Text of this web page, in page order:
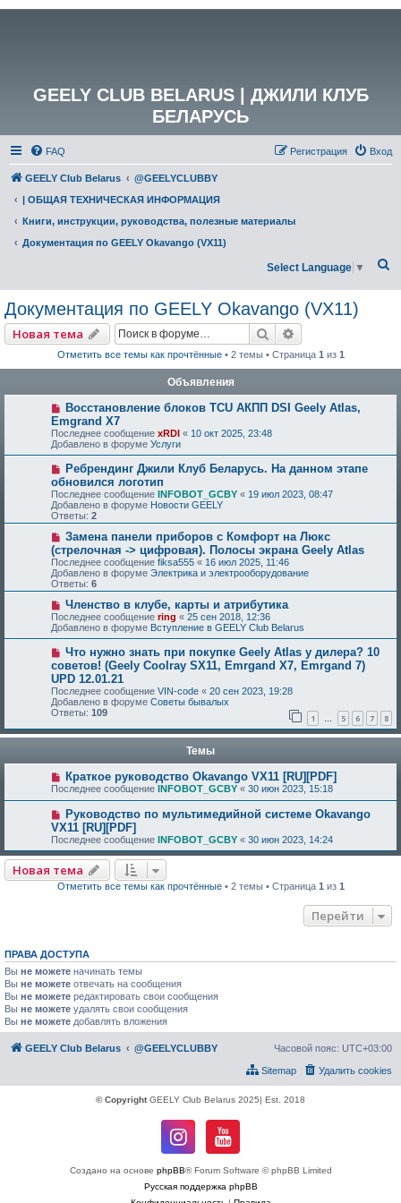
GEELY CLUB BELARUS | ДЖИЛИ КЛУБ
БЕЛАРУСЬ
FAQ Вход
Регистрация
GEELY Club Belarus
@GEELYCLUBBY
| ОБЩАЯ ТЕХНИЧЕСКАЯ ИНФОРМАЦИЯ
Книги, инструкции, руководства, полезные материалы
Документация по GEELY Okavango (VX11)
Select Language ▼
Документация по GEELY Okavango (VX11)
Новая тема Поиск
Отметить все темы как прочтённые• 2 темы • Страница 1 из 1
Объявления
Восстановление блоков TCU АКПП DSI Geely Atlas,
Emgrand X7
Последнее сообщение xRDI « 10 окт 2025, 23:48
Добавлено в форуме Услуги
Ребрендинг Джили Клуб Беларусь. На данном этапе
обновился логотип
Последнее сообщение INFOBOT_GCBY « 19 июл 2023, 08:47
Добавлено в форуме Новости GEELY
Ответы: 2
Замена панели приборов с Комфорт на Люкс
(стрелочная -> цифровая). Полосы экрана Geely Atlas
Последнее сообщение fiksa555 « 16 июл 2025, 11:46
Добавлено в форуме Электрика и электрооборудование
Ответы: 6
Членство в клубе, карты и атрибутика
Последнее сообщение ring « 25 сен 2018, 12:36
Добавлено в форуме Вступление в GEELY Club Belarus
Что нужно знать при покупке Geely Atlas у дилера? 10
советов! (Geely Coolray SX11, Emrgand X7, Emrgand 7)
UPD 12.01.21
Последнее сообщение VIN-code « 20 сен 2023, 19:28
Добавлено в форуме Советы бывалых
Ответы: 109 1 … 5 6 7 8
Темы
Краткое руководство Okavango VX11 [RU][PDF]
Последнее сообщение INFOBOT_GCBY « 30 июн 2023, 15:18
Руководство по мультимедийной системе Okavango
VX11 [RU][PDF]
Последнее сообщение INFOBOT_GCBY « 30 июн 2023, 14:24
Новая тема
Отметить все темы как прочтённые• 2 темы • Страница 1 из 1
Перейти
ПРАВА ДОСТУПА
Вы не можете начинать темы
Вы не можете отвечать на сообщения
Вы не можете редактировать свои сообщения
Вы не можете удалять свои сообщения
Вы не можете добавлять вложения
GEELY Club Belarus @GEELYCLUBBY Часовой пояс: UTC+03:00
Удалить cookies
Sitemap
© CopyrightGEELY Club Belarus 2025| Est. 2018
Создано на основе phpBB® Forum Software © phpBB Limited
Русская поддержка phpBB